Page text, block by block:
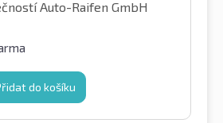
Auto-Raifen GmbH
do košíku